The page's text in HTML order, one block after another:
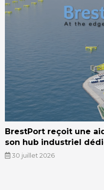
BrestPort reçoit une
son hub industriel
30 juillet 2026